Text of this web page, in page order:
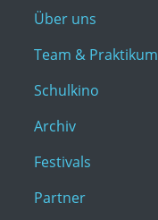
Über uns
Team & Praktikum
Schulkino
Archiv
Festivals
Partner